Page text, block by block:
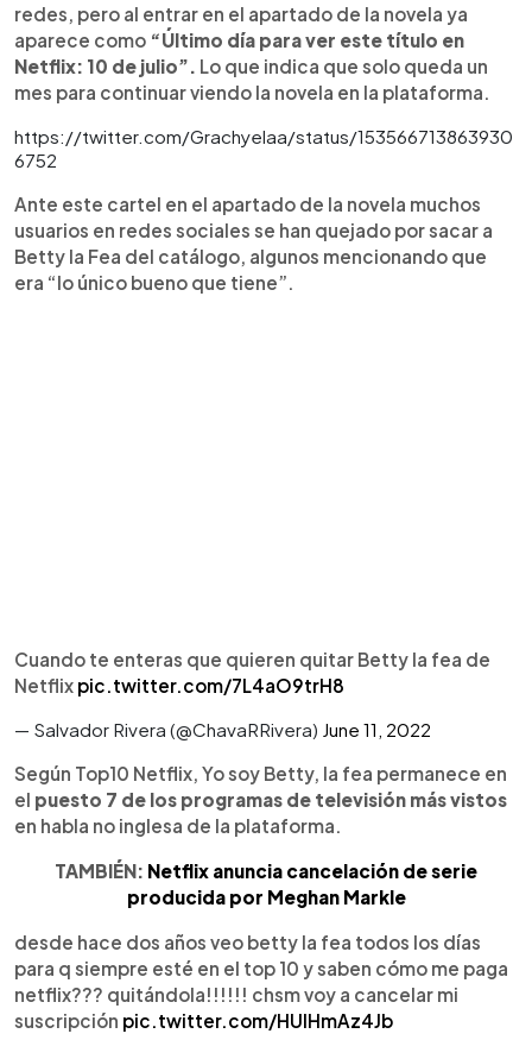
redes, pero al entrar en el apartado de la novela ya
aparece como “Último día para ver este título en
Netflix: 10 de julio”. Lo que indica que solo queda un
mes para continuar viendo la novela en la plataforma.
https://twitter.com/Grachyelaa/status/153566713863930
6752
Ante este cartel en el apartado de la novela muchos
usuarios en redes sociales se han quejado por sacar a
Betty la Fea del catálogo, algunos mencionando que
era “lo único bueno que tiene”.
Cuando te enteras que quieren quitar Betty la fea de
Netflix pic.twitter.com/7L4aO9trH8
— Salvador Rivera (@ChavaRRivera) June 11, 2022
Según Top10 Netflix, Yo soy Betty, la fea permanece en
el puesto 7 de los programas de televisión más vistos
en habla no inglesa de la plataforma.
TAMBIÉN: Netflix anuncia cancelación de serie
producida por Meghan Markle
desde hace dos años veo betty la fea todos los días
para q siempre esté en el top 10 y saben cómo me paga
netflix??? quitándola!!!!!! chsm voy a cancelar mi
suscripción pic.twitter.com/HUlHmAz4Jb